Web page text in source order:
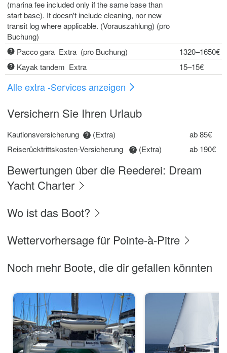
(marina fee included only if the same base than
start base). It doesn't include cleaning, nor new
transit log where applicable. (Vorauszahlung) (pro
Buchung)
Pacco gara Extra (pro Buchung)
1320–1650€
Kayak tandem Extra
15–15€
Alle extra -Services anzeigen
Versichern Sie Ihren Urlaub
Kautionsversicherung (Extra)
ab 85€
Reiserücktrittskosten-Versicherung
(Extra) ab 190€
Bewertungen über die Reederei: Dream
Yacht Charter
Wo ist das Boot?
Wettervorhersage für Pointe-à-Pitre
Noch mehr Boote, die dir gefallen könnten